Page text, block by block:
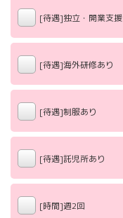
[待遇]独立・開業支援
[待遇]海外研修あり
[待遇]制服あり
[待遇]託児所あり
[時間]週2回